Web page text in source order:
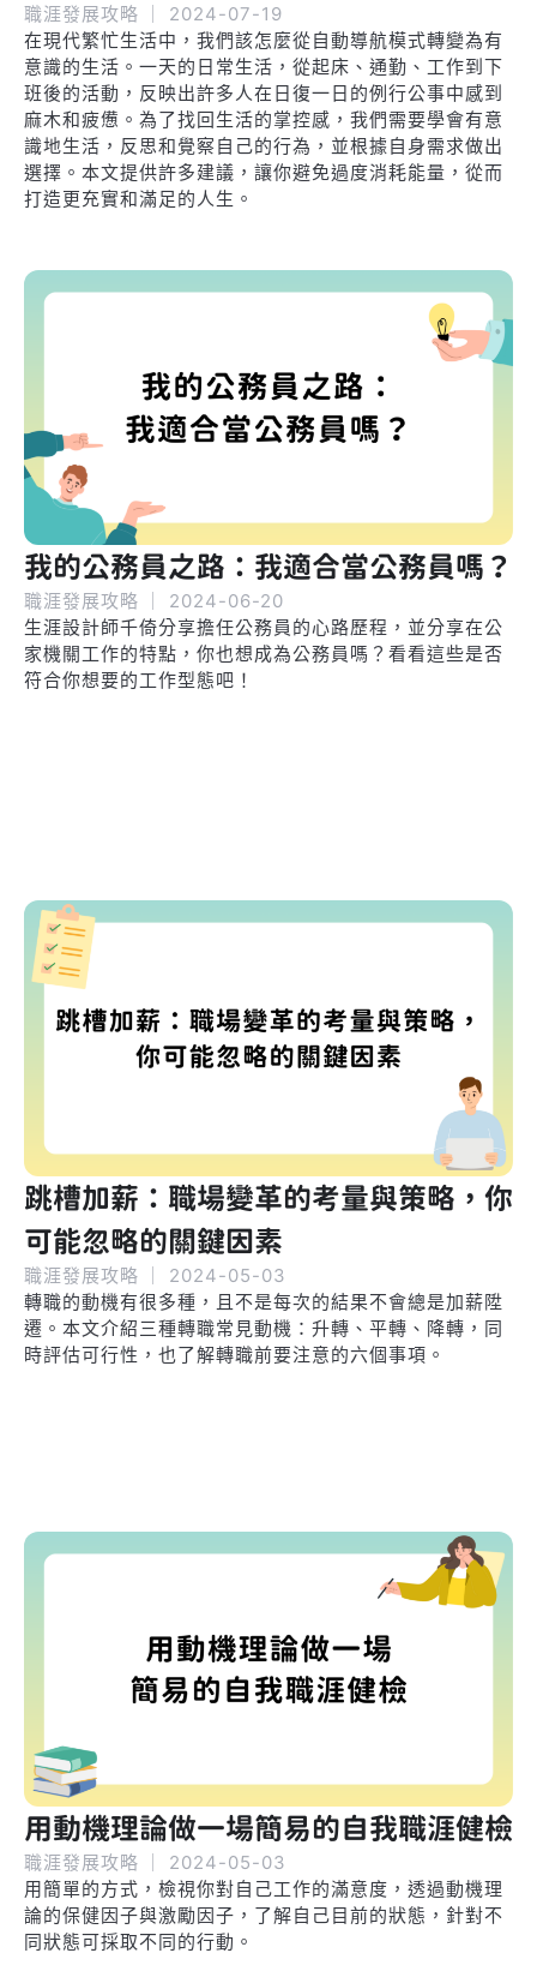
職涯發展攻略
2024-07-19
在現代繁忙生活中，我們該怎麼從自動導航模式轉變為有
意識的生活。一天的日常生活，從起床、通勤、工作到下
班後的活動，反映出許多人在日復一日的例行公事中感到
麻木和疲憊。為了找回生活的掌控感，我們需要學會有意
識地生活，反思和覺察自己的行為，並根據自身需求做出
選擇。本文提供許多建議，讓你避免過度消耗能量，從而
打造更充實和滿足的人生。
我的公務員之路：我適合當公務員嗎？
職涯發展攻略
2024-06-20
生涯設計師千倚分享擔任公務員的心路歷程，並分享在公
家機關工作的特點，你也想成為公務員嗎？看看這些是否
符合你想要的工作型態吧！
跳槽加薪：職場變革的考量與策略，你
可能忽略的關鍵因素
職涯發展攻略
2024-05-03
轉職的動機有很多種，且不是每次的結果不會總是加薪陞
遷。本文介紹三種轉職常見動機：升轉、平轉、降轉，同
時評估可行性，也了解轉職前要注意的六個事項。
用動機理論做一場簡易的自我職涯健檢
職涯發展攻略
2024-05-03
用簡單的方式，檢視你對自己工作的滿意度，透過動機理
論的保健因子與激勵因子，了解自己目前的狀態，針對不
同狀態可採取不同的行動。